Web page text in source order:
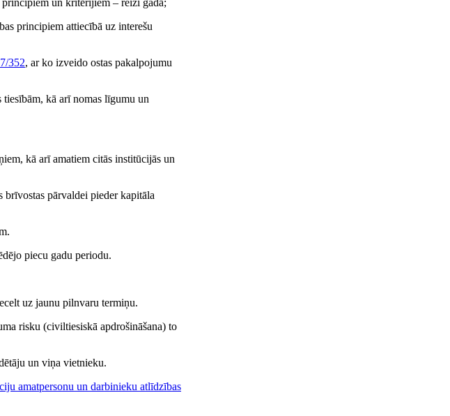
principiem un kritērijiem – reizi gadā;
principiem attiecībā uz interešu
352, ar ko izveido ostas pakalpojumu
tiesībām, kā arī nomas līgumu un
kā arī amatiem citās institūcijās un
pārvaldei pieder kapitāla
piecu gadu periodu.
uz jaunu pilnvaru termiņu.
risku (civiltiesiskā apdrošināšana) to
un viņa vietnieku.
amatpersonu un darbinieku atlīdzības